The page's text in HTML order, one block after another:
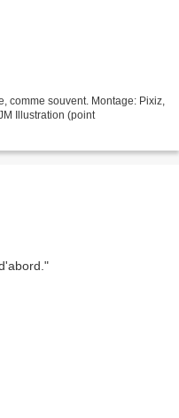
comme souvent. Montage: Pixiz,
Illustration (point